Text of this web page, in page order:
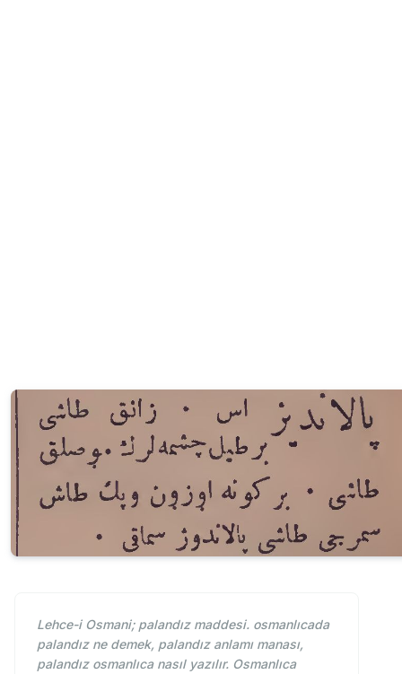
Lehce-i Osmani; palandız maddesi. osmanlıcada
palandız ne demek, palandız anlamı manası,
palandız osmanlıca nasıl yazılır. Osmanlıca